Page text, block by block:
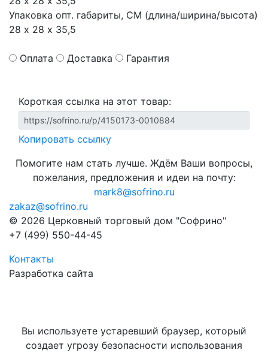
Упаковка опт. габариты, СМ (длина/ширина/высота)
28 х 28 х 35,5
Оплата Доставка Гарантия
Короткая ссылка на этот товар:
Копировать ссылку
Помогите нам стать лучше. Ждём Ваши вопросы,
пожелания, предложения и идеи на почту:
mark8@sofrino.ru
zakaz@sofrino.ru
© 2026 Церковный торговый дом "Софрино"
+7 (499) 550-44-45
Контакты
Разработка сайта
Вы используете устаревший браузер, который
создает угрозу безопасности использования